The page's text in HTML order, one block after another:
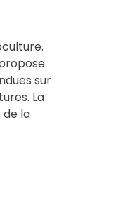
sur
La
de la